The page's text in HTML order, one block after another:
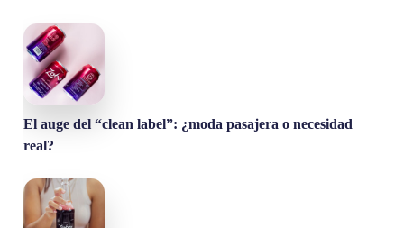
El auge del “clean label”: ¿moda pasajera o necesidad
real?